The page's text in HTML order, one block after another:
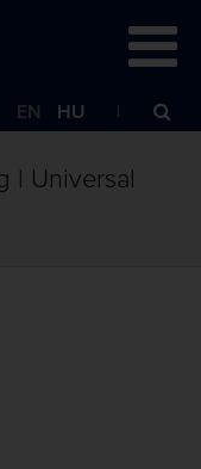
EN HU
| Universal